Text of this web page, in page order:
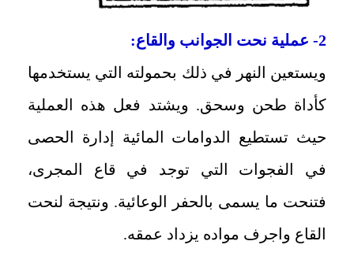
2- عملية نحت الجوانب والقاع:
ويستعين النهر في ذلك بحمولته التي يستخدمها
كأداة طحن وسحق. ويشتد فعل هذه العملية
حيث تستطيع الدوامات المائية إدارة الحصى
في الفجوات التي توجد في قاع المجرى،
فتنحت ما يسمى بالحفر الوعائية. ونتيجة لنحت
القاع واجرف مواده يزداد عمقه.